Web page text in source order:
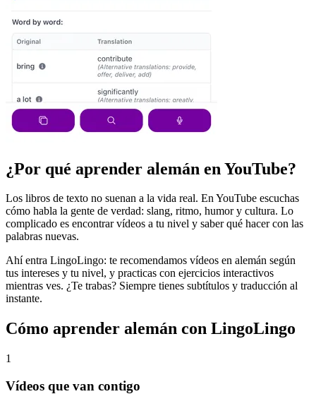
¿Por qué aprender alemán en YouTube?
Los libros de texto no suenan a la vida real. En YouTube escuchas
cómo habla la gente de verdad: slang, ritmo, humor y cultura. Lo
complicado es encontrar vídeos a tu nivel y saber qué hacer con las
palabras nuevas.
Ahí entra LingoLingo: te recomendamos vídeos en alemán según
tus intereses y tu nivel, y practicas con ejercicios interactivos
mientras ves. ¿Te trabas? Siempre tienes subtítulos y traducción al
instante.
Cómo aprender alemán con LingoLingo
1
Vídeos que van contigo